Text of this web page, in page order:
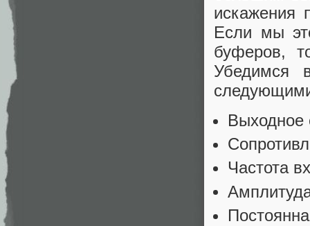
искажения
Если мы
буферов,
Убедимся
Выходное
Частота